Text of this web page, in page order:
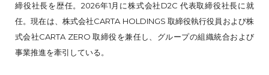
締役社長を歴任。2026年1月に株式会社D2C 代表取締役社長に就
任。現在は、株式会社CARTA HOLDINGS 取締役執行役員および株
式会社CARTA ZERO 取締役を兼任し、グループの組織統合および
事業推進を牽引している。